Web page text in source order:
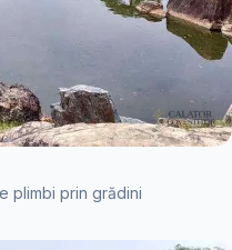
plimbi prin grădini